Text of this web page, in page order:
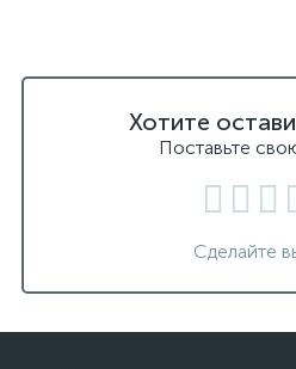
Хотите
Поставьте
Сделайте